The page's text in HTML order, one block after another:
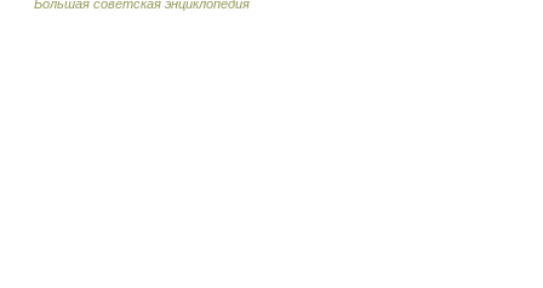
Большая советская энциклопедия